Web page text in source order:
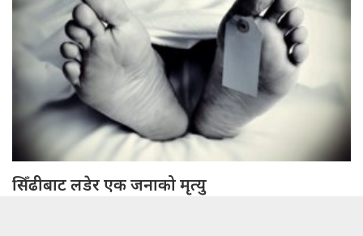
सिँढीबाट लडेर एक जनाको मृत्यु